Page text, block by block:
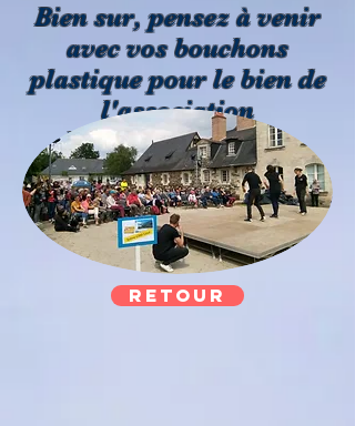
Bien sur, pensez à venir
avec vos bouchons
plastique pour le bien de
l'association
Handi'Namique49.
retour